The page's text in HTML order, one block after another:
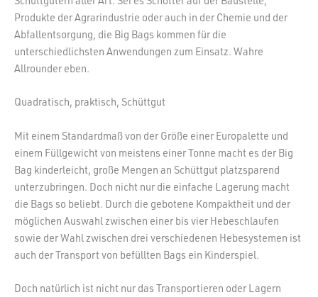
Produkte der Agrarindustrie oder auch in der Chemie und der
Abfallentsorgung, die Big Bags kommen für die
unterschiedlichsten Anwendungen zum Einsatz. Wahre
Allrounder eben.
Quadratisch, praktisch, Schüttgut
Mit einem Standardmaß von der Größe einer Europalette und
einem Füllgewicht von meistens einer Tonne macht es der Big
Bag kinderleicht, große Mengen an Schüttgut platzsparend
unterzubringen. Doch nicht nur die einfache Lagerung macht
die Bags so beliebt. Durch die gebotene Kompaktheit und der
möglichen Auswahl zwischen einer bis vier Hebeschlaufen
sowie der Wahl zwischen drei verschiedenen Hebesystemen ist
auch der Transport von befüllten Bags ein Kinderspiel.
Doch natürlich ist nicht nur das Transportieren oder Lagern